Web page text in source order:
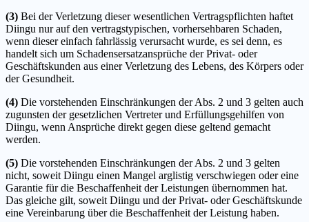
(3) Bei der Verletzung dieser wesentlichen Vertragspflichten haftet
Diingu nur auf den vertragstypischen, vorhersehbaren Schaden,
wenn dieser einfach fahrlässig verursacht wurde, es sei denn, es
handelt sich um Schadensersatzansprüche der Privat- oder
Geschäftskunden aus einer Verletzung des Lebens, des Körpers oder
der Gesundheit.
(4) Die vorstehenden Einschränkungen der Abs. 2 und 3 gelten auch
zugunsten der gesetzlichen Vertreter und Erfüllungsgehilfen von
Diingu, wenn Ansprüche direkt gegen diese geltend gemacht
werden.
(5) Die vorstehenden Einschränkungen der Abs. 2 und 3 gelten
nicht, soweit Diingu einen Mangel arglistig verschwiegen oder eine
Garantie für die Beschaffenheit der Leistungen übernommen hat.
Das gleiche gilt, soweit Diingu und der Privat- oder Geschäftskunde
eine Vereinbarung über die Beschaffenheit der Leistung haben.